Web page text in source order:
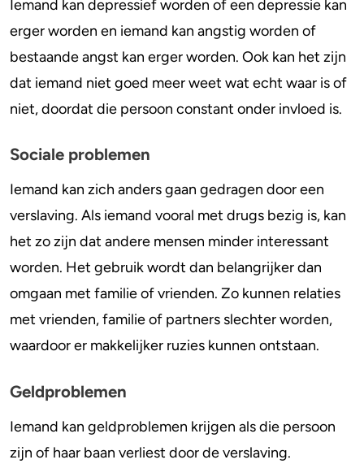
Iemand kan depressief worden of een depressie kan
erger worden en iemand kan angstig worden of
bestaande angst kan erger worden. Ook kan het zijn
dat iemand niet goed meer weet wat echt waar is of
niet, doordat die persoon constant onder invloed is.
Sociale problemen
Iemand kan zich anders gaan gedragen door een
verslaving. Als iemand vooral met drugs bezig is, kan
het zo zijn dat andere mensen minder interessant
worden. Het gebruik wordt dan belangrijker dan
omgaan met familie of vrienden. Zo kunnen relaties
met vrienden, familie of partners slechter worden,
waardoor er makkelijker ruzies kunnen ontstaan.
Geldproblemen
Iemand kan geldproblemen krijgen als die persoon
zijn of haar baan verliest door de verslaving.